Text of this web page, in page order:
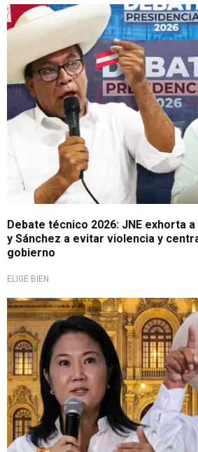
Lllama al respeto
Debate técnico 2026: JNE exhorta
y Sánchez a evitar violencia y
gobierno
ELIGE BIEN
Elecciones 2026